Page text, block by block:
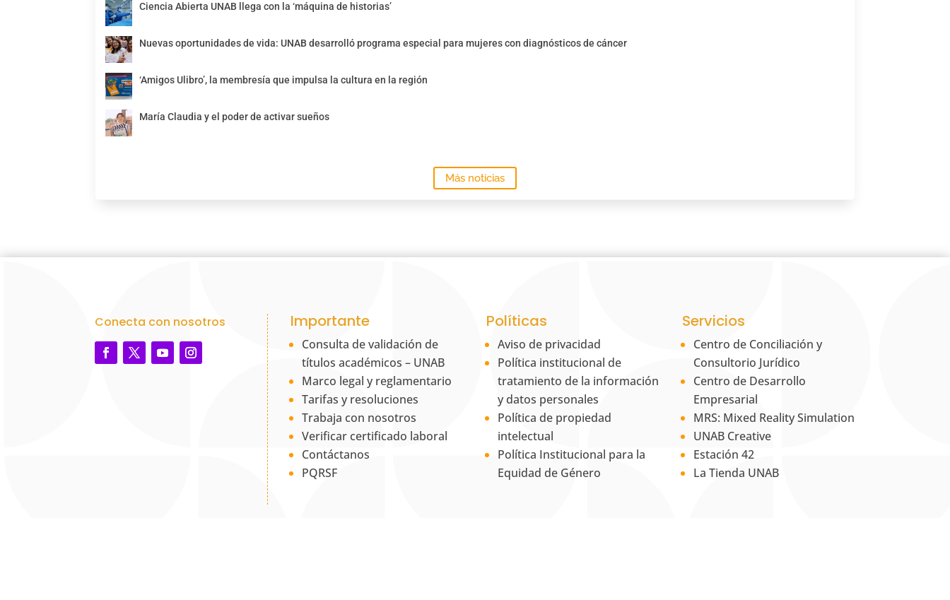
Ciencia Abierta UNAB llega con la ‘máquina de historias’
Nuevas oportunidades de vida: UNAB desarrolló programa especial para mujeres con diagnósticos de cáncer
‘Amigos Ulibro’, la membresía que impulsa la cultura en la región
María Claudia y el poder de activar sueños
Más noticias
Conecta con nosotros Importante
Consulta de validación de
títulos académicos – UNAB
Marco legal y reglamentario
Tarifas y resoluciones
Trabaja con nosotros
Verificar certificado laboral
Contáctanos
PQRSF
Políticas
Aviso de privacidad
Política institucional de
tratamiento de la información
y datos personales
Política de propiedad
intelectual
Política Institucional para la
Equidad de Género
Servicios
Centro de Conciliación y
Consultorio Jurídico
Centro de Desarrollo
Empresarial
MRS: Mixed Reality Simulation
UNAB Creative
Estación 42
La Tienda UNAB